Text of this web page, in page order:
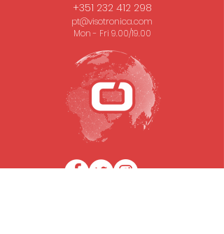
+351 232 412 298
pt@visotronica.com
Mon - Fri 9.00/19.00